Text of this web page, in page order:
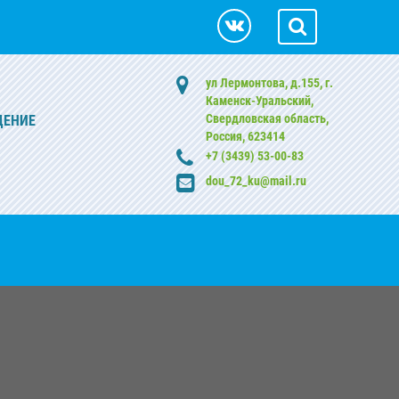
ул Лермонтова, д.155, г.
Каменск-Уральский,
Свердловская область,
Россия, 623414
+7 (3439) 53-00-83
dou_72_ku@mail.ru